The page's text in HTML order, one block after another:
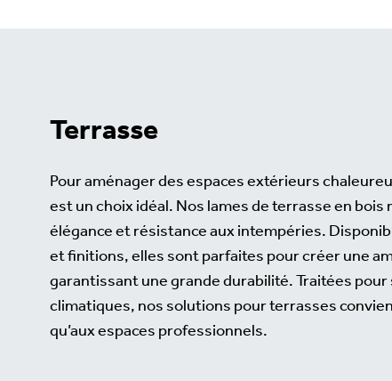
Terrasse
Pour aménager des espaces extérieurs
est un choix idéal. Nos lames de terrasse en
élégance et résistance aux intempéries.
et finitions, elles sont parfaites pour créer une
garantissant une grande durabilité. Traitées
climatiques, nos solutions pour terrasses
qu’aux espaces professionnels.